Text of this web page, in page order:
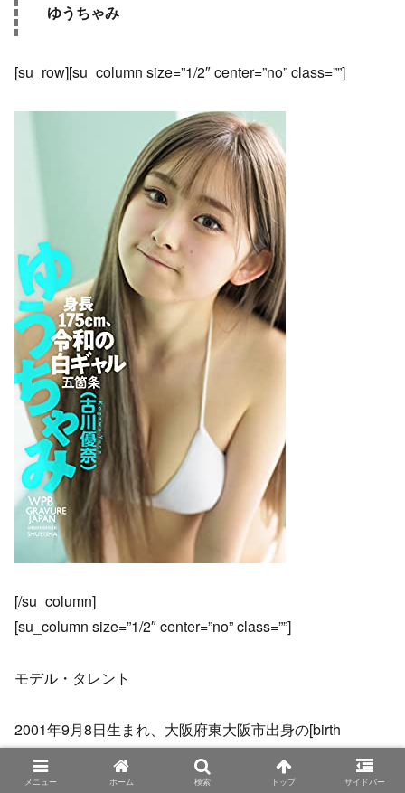
ゆうちゃみ
[su_row][su_column size=”1/2″ center=”no” class=””]
[/su_column]
[su_column size=”1/2″ center=”no” class=””]
モデル・タレント
2001年9月8日生まれ、大阪府東大阪市出身の[birth
day=”20010908″]歳
身長175cm、血液型A型
メニュー ホーム 検索 トップ サイドバー